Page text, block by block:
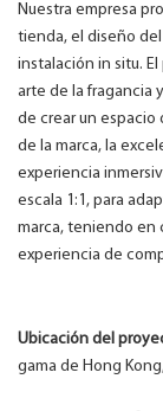
Nuestra empresa
tienda, el diseño
instalación in situ.
arte de la fragancia
de crear un
de la marca, la
experiencia
escala 1:1, para
marca, teniendo en
experiencia de
Ubicación del
gama de Hong